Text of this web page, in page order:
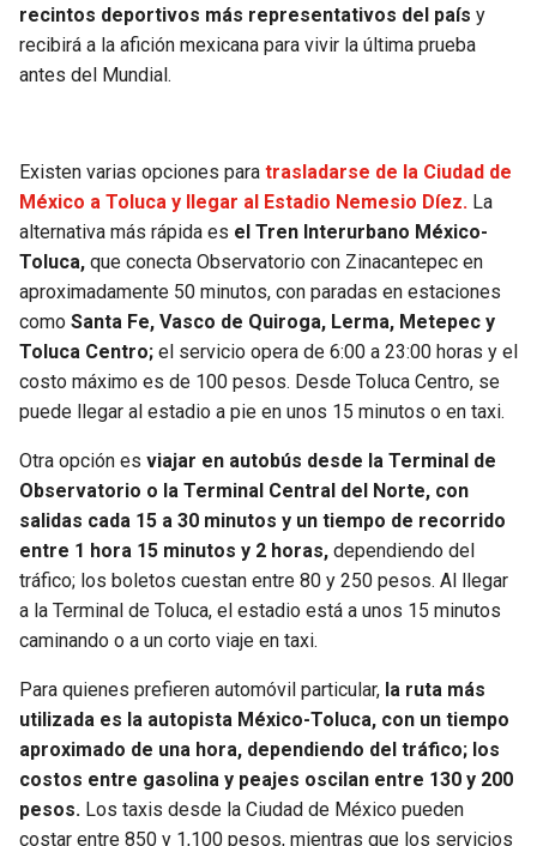
recintos deportivos más representativos del país y
recibirá a la afición mexicana para vivir la última prueba
antes del Mundial.
Existen varias opciones para trasladarse de la Ciudad de
México a Toluca y llegar al Estadio Nemesio Díez. La
alternativa más rápida es el Tren Interurbano México-
Toluca, que conecta Observatorio con Zinacantepec en
aproximadamente 50 minutos, con paradas en estaciones
como Santa Fe, Vasco de Quiroga, Lerma, Metepec y
Toluca Centro; el servicio opera de 6:00 a 23:00 horas y el
costo máximo es de 100 pesos. Desde Toluca Centro, se
puede llegar al estadio a pie en unos 15 minutos o en taxi.
Otra opción es viajar en autobús desde la Terminal de
Observatorio o la Terminal Central del Norte, con
salidas cada 15 a 30 minutos y un tiempo de recorrido
entre 1 hora 15 minutos y 2 horas, dependiendo del
tráfico; los boletos cuestan entre 80 y 250 pesos. Al llegar
a la Terminal de Toluca, el estadio está a unos 15 minutos
caminando o a un corto viaje en taxi.
Para quienes prefieren automóvil particular, la ruta más
utilizada es la autopista México-Toluca, con un tiempo
aproximado de una hora, dependiendo del tráfico; los
costos entre gasolina y peajes oscilan entre 130 y 200
pesos. Los taxis desde la Ciudad de México pueden
costar entre 850 y 1,100 pesos, mientras que los servicios